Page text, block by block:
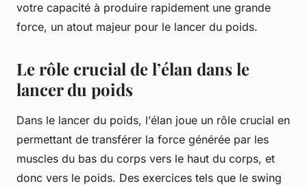
votre capacité à produire rapidement une grande
force, un atout majeur pour le lancer du poids.
Le rôle crucial de l’élan dans le
lancer du poids
Dans le lancer du poids, l’élan joue un rôle crucial en
permettant de transférer la force générée par les
muscles du bas du corps vers le haut du corps, et
donc vers le poids. Des exercices tels que le swing